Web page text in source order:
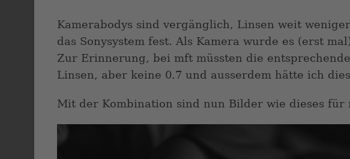
Kamerabodys sind vergänglich, Linsen weit
das Sonysystem fest. Als Kamera wurde es (erst
Zur Erinnerung, bei mft müssten die
Linsen, aber keine 0.7 und ausserdem hätte ich
Mit der Kombination sind nun Bilder wie dieses für